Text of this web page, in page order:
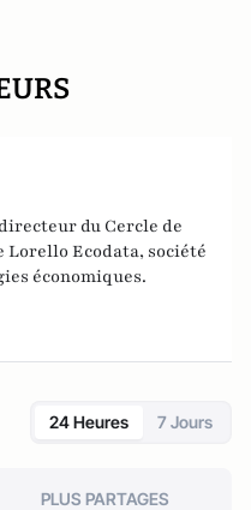
du Cercle de
Lorello Ecodata, société
économiques.
24 Heures 7 Jours
PLUS PARTAGES